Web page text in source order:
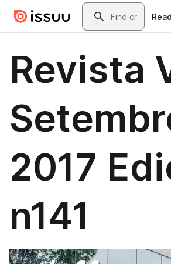
Skip to main contentSearch
Read
Revista
2017
n141